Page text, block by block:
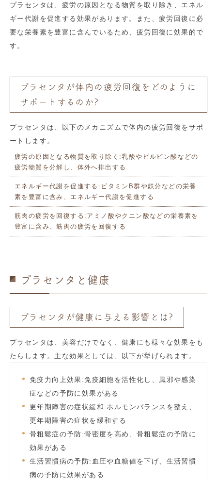
プラセンタは、疲労の原因となる物質を取り除き、エネル
ギー代謝を促進する効果があります。また、疲労回復に必
要な栄養素を豊富に含んでいるため、疲労回復に効果的で
す。
プラセンタが体内の疲労回復をどのように
サポートするのか?
プラセンタは、以下のメカニズムで体内の疲労回復をサポ
ートします。
疲労の原因となる物質を取り除く:乳酸やピルビン酸などの
疲労物質を分解し、体外へ排出する
エネルギー代謝を促進する:ビタミンB群や鉄分などの栄養
素を豊富に含み、エネルギー代謝を促進する
筋肉の疲労を回復する:アミノ酸やクエン酸などの栄養素を
豊富に含み、筋肉の疲労を回復する
プラセンタと健康
プラセンタが健康に与える影響とは?
プラセンタは、美容だけでなく、健康にも様々な効果をも
たらします。主な効果としては、以下が挙げられます。
免疫力向上効果:免疫細胞を活性化し、風邪や感染
症などの予防に効果がある
更年期障害の症状緩和:ホルモンバランスを整え、
更年期障害の症状を緩和する
骨粗鬆症の予防:骨密度を高め、骨粗鬆症の予防に
効果がある
生活習慣病の予防:血圧や血糖値を下げ、生活習慣
病の予防に効果がある